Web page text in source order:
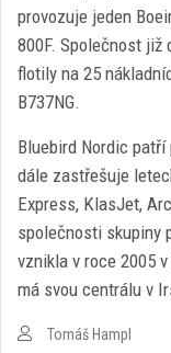
provozuje jeden
800F. Společnost již
flotily na 25
B737NG.
Bluebird Nordic patří
dále zastřešuje
Express, KlasJet,
společnosti skupiny
vznikla v roce 2005
má svou centrálu v
Tomáš Hampl